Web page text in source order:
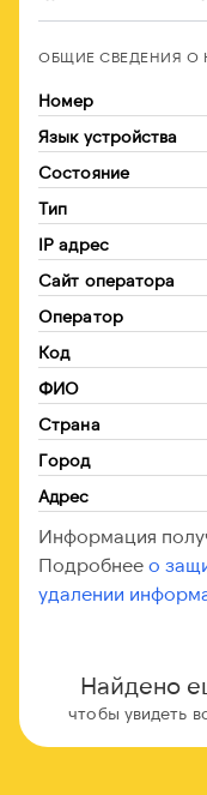
ОБЩИЕ СВЕДЕНИЯ О
Номер
Язык устройства
Состояние
Тип
IP адрес
Сайт оператора
Оператор
Код
ФИО
Страна
Город
Адрес
Информация
Подробнее о
удалении
Найдено
чтобы увидеть